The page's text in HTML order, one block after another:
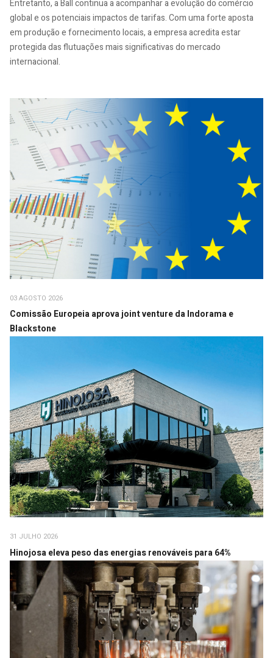
Entretanto, a Ball continua a acompanhar a evolução do comércio
global e os potenciais impactos de tarifas. Com uma forte aposta
em produção e fornecimento locais, a empresa acredita estar
protegida das flutuações mais significativas do mercado
internacional.
03 AGOSTO 2026
Comissão Europeia aprova joint venture da Indorama e
Blackstone
31 JULHO 2026
Hinojosa eleva peso das energias renováveis para 64%